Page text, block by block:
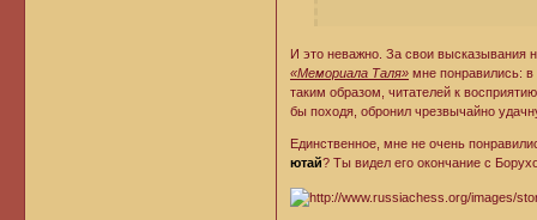
И это неважно. За свои высказывания
«Мемориала Таля» мне понравились:
таким образом, читателей к
бы походя, обронил чрезвычайно
Единственное, мне не очень
ютай? Ты видел его окончание с